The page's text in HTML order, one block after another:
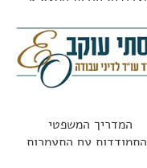
המדריך המשפטי
עם התעמרות